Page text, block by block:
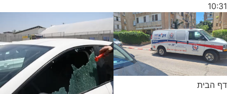
10:31
דף הבית